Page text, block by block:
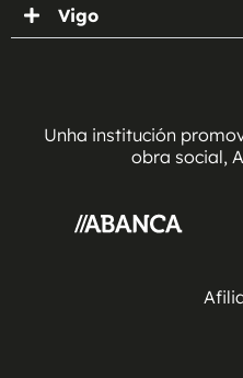
Vigo
Unha institución
obra social,